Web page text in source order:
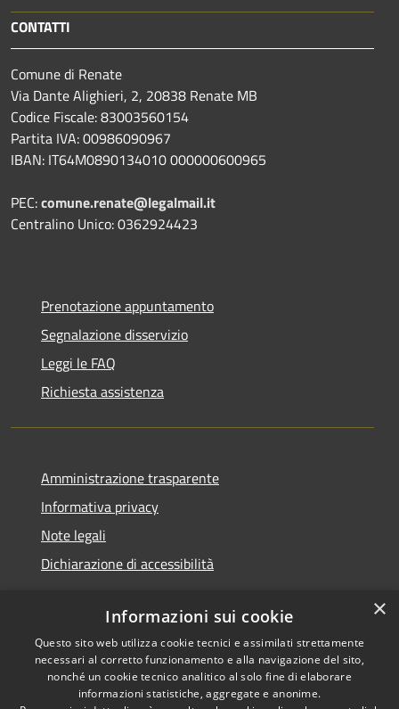
CONTATTI
Comune di Renate
Via Dante Alighieri, 2, 20838 Renate MB
Codice Fiscale: 83003560154
Partita IVA: 00986090967
IBAN: IT64M0890134010 000000600965
PEC:comune.renate@legalmail.it
Centralino Unico: 0362924423
Prenotazione appuntamento
Segnalazione disservizio
Leggi le FAQ
Richiesta assistenza
Amministrazione trasparente
Informativa privacy
Note legali
Dichiarazione di accessibilità
RSS
Accessibilità
Copyright © 2026 • Comune di
Renate • Powered by
Municipium•Accesso
×
Informazioni sui cookie
Questo sito web utilizza cookie tecnici e assimilati strettamente
necessari al corretto funzionamento e alla navigazione del sito,
nonché un cookie tecnico analitico al solo fine di elaborare
informazioni statistiche, aggregate e anonime.